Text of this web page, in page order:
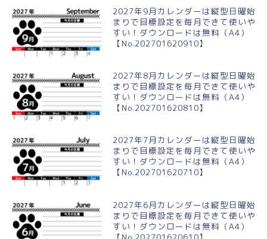
2027年9月カレンダーは縦型日曜始
まりで目標設定を毎月できて使いや
すい！ダウンロードは無料（A4）
【No.202701620910】
2027年8月カレンダーは縦型日曜始
まりで目標設定を毎月できて使いや
すい！ダウンロードは無料（A4）
【No.202701620810】
2027年7月カレンダーは縦型日曜始
まりで目標設定を毎月できて使いや
すい！ダウンロードは無料（A4）
【No.202701620710】
2027年6月カレンダーは縦型日曜始
まりで目標設定を毎月できて使いや
すい！ダウンロードは無料（A4）
【No.202701620610】